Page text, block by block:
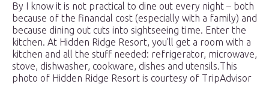
By I know it is not practical to dine out every night – both
because of the financial cost (especially with a family) and
because dining out cuts into sightseeing time. Enter the
kitchen. At Hidden Ridge Resort, you’ll get a room with a
kitchen and all the stuff needed: refrigerator, microwave,
stove, dishwasher, cookware, dishes and utensils.This
photo of Hidden Ridge Resort is courtesy of TripAdvisor